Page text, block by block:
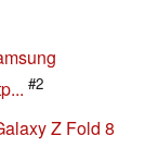
#2
Z Fold 8